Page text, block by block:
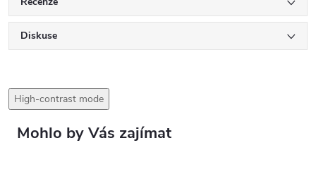
Diskuse
High-contrast mode
Mohlo by Vás zajímat